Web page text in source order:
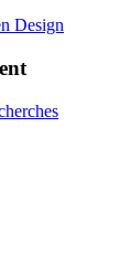
Design